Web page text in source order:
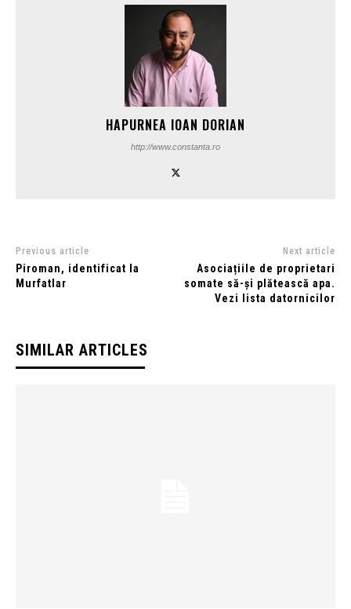
HAPURNEA IOAN DORIAN
http://www.constanta.ro
Previous article
Piroman, identificat la
Murfatlar
Next article
Asociațiile de proprietari
somate să-și plătească apa.
Vezi lista datornicilor
SIMILAR ARTICLES